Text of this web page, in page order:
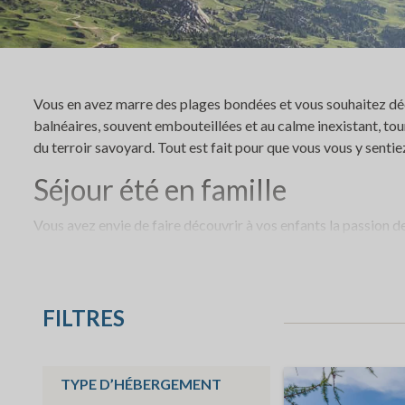
Vous en avez marre des plages bondées et vous souhaitez
balnéaires, souvent embouteillées et au calme inexistant,
du terroir savoyard. Tout est fait pour que vous vous y
Séjour été en famille
Vous avez envie de faire découvrir à vos enfants la passion
de suite, il est impossible de s’ennuyer à La Plagne ! Entre
Séjour entre amis La Plagne
Vous souhaitez déconnecter avec votre groupe d’amis
La Plagne vous accueille pour vos séjours longs ou courts
FILTRES
TYPE D’HÉBERGEMENT